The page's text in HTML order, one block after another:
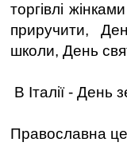
торгівлі
приручити,
школи, День
В Італії - День
Православна